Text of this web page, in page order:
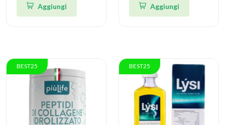
Aggiungi Aggiungi
BEST25 BEST25